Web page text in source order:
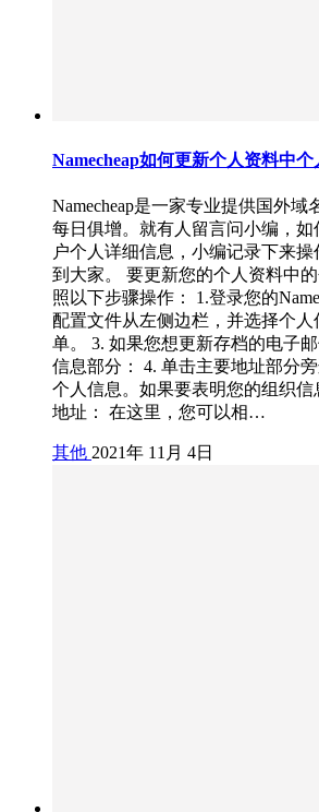
Namecheap如何更新个人资料中个
Namecheap是一家专业提供国外域
每日俱增。就有人留言问小编，如
户个人详细信息，小编记录下来
到大家。 要更新您的个人资料中
照以下步骤操作： 1.登录您的
配置文件从左侧边栏，并选择个
单。 3. 如果您想更新存档的电子
信息部分： 4. 单击主要地址部分
个人信息。如果要表明您的组织信
地址： 在这里，您可以相…
其他 2021年 11月 4日